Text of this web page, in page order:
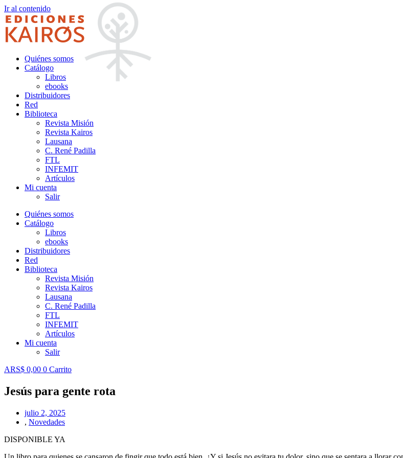
Ir al contenido
Quiénes somos
Catálogo
Libros
ebooks
Distribuidores
Red
Biblioteca
Revista Misión
Revista Kairos
Lausana
C. René Padilla
FTL
INFEMIT
Artículos
Mi cuenta
Salir
Quiénes somos
Catálogo
Libros
ebooks
Distribuidores
Red
Biblioteca
Revista Misión
Revista Kairos
Lausana
C. René Padilla
FTL
INFEMIT
Artículos
Mi cuenta
Salir
ARS$ 0,00 0 Carrito
Jesús para gente rota
julio 2, 2025
, Novedades
DISPONIBLE YA